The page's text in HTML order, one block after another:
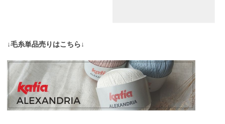
↓毛糸単品売りはこちら↓